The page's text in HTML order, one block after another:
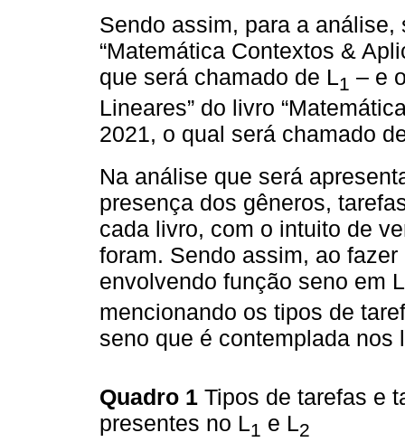
Sendo assim, para a
“Matemática Contextos &
que será chamado de L 1 – e
Lineares” do livro
2021, o qual será chamado
Na análise que será
presença dos gêneros,
cada livro, com o intuito de
foram. Sendo assim, ao
envolvendo função seno em L
mencionando os tipos de
seno que é contemplada nos
Quadro 1 Tipos de tarefas e
presentes no L1 e L2